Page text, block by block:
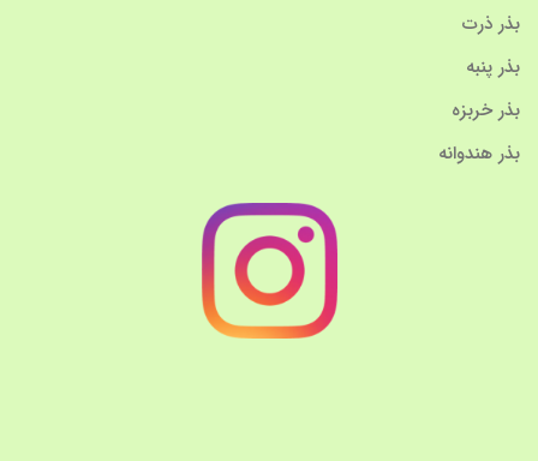
بذر ذرت
بذر پنبه
بذر خربزه
بذر هندوانه